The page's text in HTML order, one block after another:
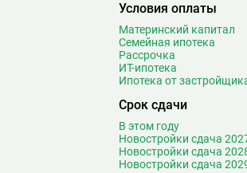
Условия оплаты
Материнский капитал
Семейная ипотека
Рассрочка
ИТ-ипотека
Ипотека от
Срок сдачи
В этом году
Новостройки сдача
Новостройки сдача
Новостройки сдача